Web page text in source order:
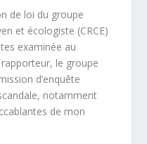
de loi du groupe
et écologiste (CRCE)
examinée au
le groupe
d’enquête
notamment
de mon